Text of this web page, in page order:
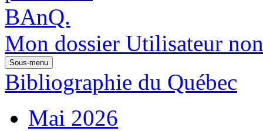
Mon dossier Utilisateur
Sous-menu
Bibliographie du Québec
Mai 2026